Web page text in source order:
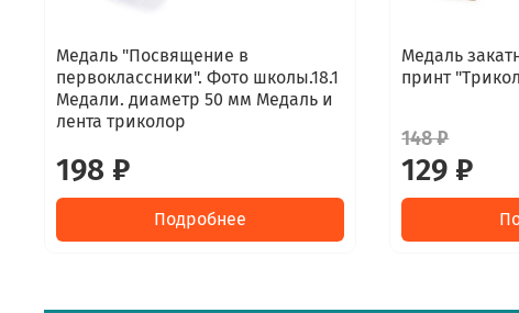
Медаль "Посвящение в
первоклассники". Фото школы.18.1
Медали. диаметр 50 мм Медаль и
лента триколор
198 ₽
Подробнее
Медаль
принт
148 ₽
129 ₽